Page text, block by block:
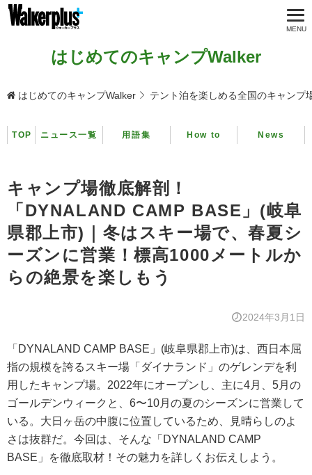
はじめてのキャンプWalker
はじめてのキャンプWalker テント泊を楽しめる全国のキャンプ
TOP ニュース一覧 用語集 How to News
キャンプ場徹底解剖！
「DYNALAND CAMP BASE」(岐阜
県郡上市)｜冬はスキー場で、春夏シ
ーズンに営業！標高1000メートルか
らの絶景を楽しもう
2024年3月1日
「DYNALAND CAMP BASE」(岐阜県郡上市)は、西日本屈
指の規模を誇るスキー場「ダイナランド」のゲレンデを利
用したキャンプ場。2022年にオープンし、主に4月、5月の
ゴールデンウィークと、6〜10月の夏のシーズンに営業して
いる。大日ヶ岳の中腹に位置しているため、見晴らしのよ
さは抜群だ。今回は、そんな「DYNALAND CAMP
BASE」を徹底取材！その魅力を詳しくお伝えしよう。